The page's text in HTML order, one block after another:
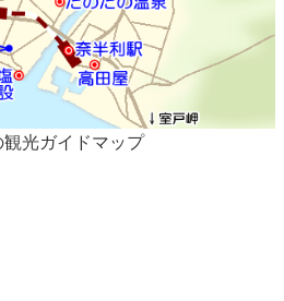
観光ガイドマップ